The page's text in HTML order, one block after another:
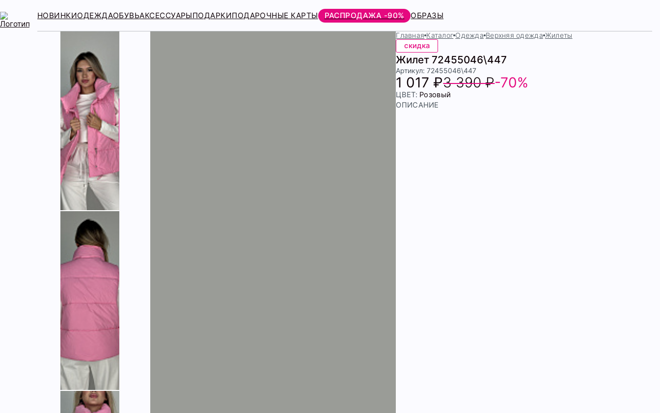
НОВИНКИОДЕЖДАОБУВЬАКСЕССУАРЫПОДАРКИПОДАРОЧНЫЕ КАРТЫ РАСПРОДАЖА -90% ОБРАЗЫ
Главная Каталог Одежда Верхняя одежда Жилеты
скидка
Жилет 72455046\447
Артикул: 72455046\447
1 017 ₽3 390 ₽-70%
ЦВЕТ: Розовый
ОПИСАНИЕ